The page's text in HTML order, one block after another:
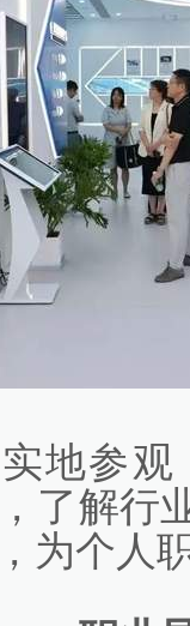
地参
了解行
为个人